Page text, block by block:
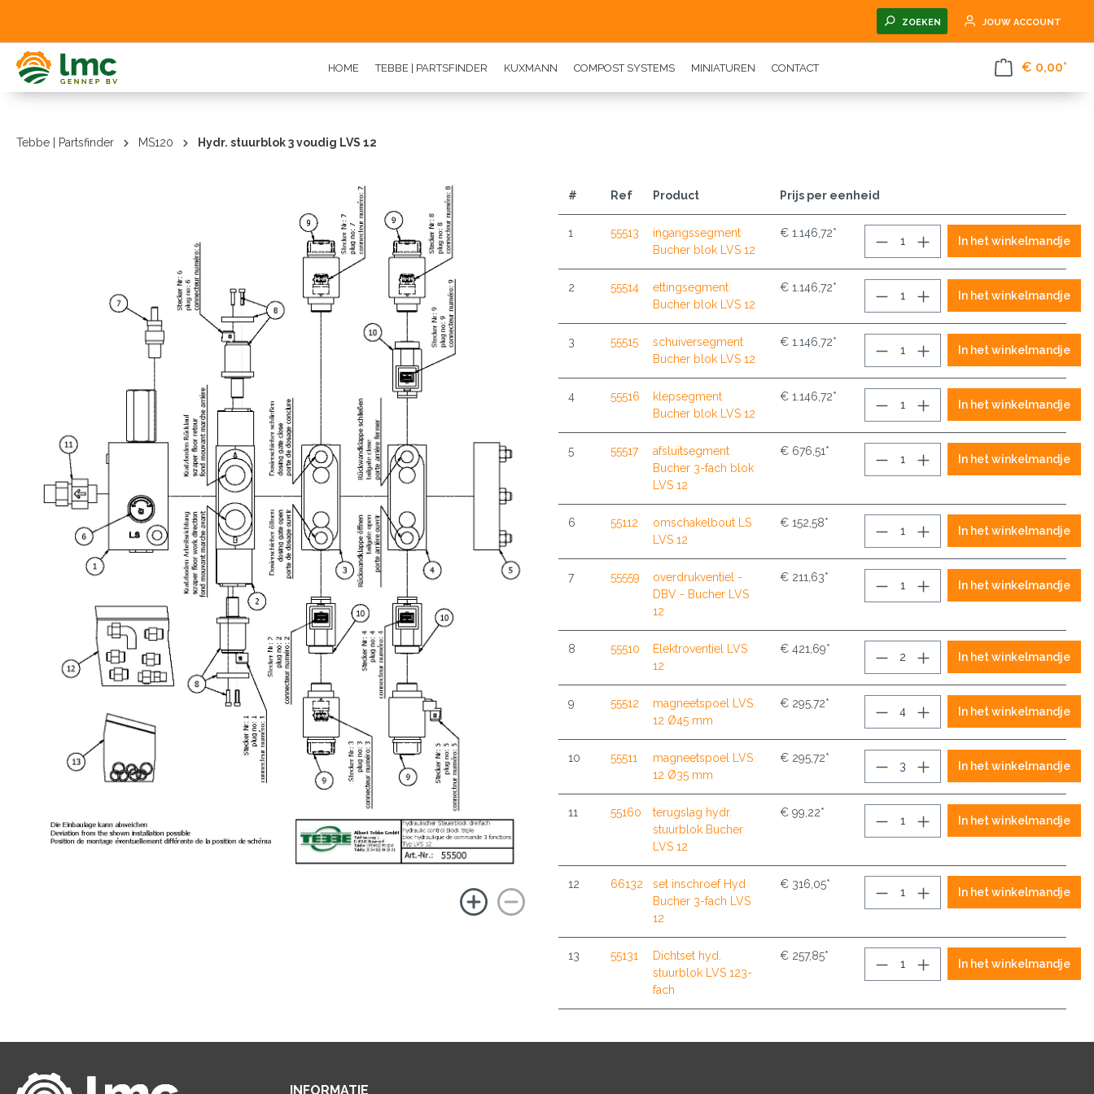
ZOEKEN JOUW ACCOUNT
HOME TEBBE | PARTSFINDER KUXMANN COMPOST SYSTEMS MINIATUREN CONTACT € 0,00*
Tebbe | Partsfinder MS120 Hydr. stuurblok 3 voudig LVS 12
# Ref Product Prijs per eenheid
1 55513
ingangssegment
Bucher blok LVS 12
€ 1.146,72*
In het winkelmandje
2 55514
ettingsegment
Bucher blok LVS 12
€ 1.146,72*
In het winkelmandje
3 55515
schuiversegment
Bucher blok LVS 12
€ 1.146,72*
In het winkelmandje
4 55516
klepsegment
Bucher blok LVS 12
€ 1.146,72*
In het winkelmandje
5 55517
afsluitsegment
Bucher 3-fach blok
LVS 12
€ 676,51*
In het winkelmandje
6 55112
omschakelbout LS
LVS 12
€ 152,58*
In het winkelmandje
7 55559
overdrukventiel -
DBV - Bucher LVS
12
€ 211,63*
In het winkelmandje
8 55510
Elektroventiel LVS
12
€ 421,69*
In het winkelmandje
9 55512
magneetspoel LVS
12 Ø45 mm
€ 295,72*
In het winkelmandje
10 55511
magneetspoel LVS
12 Ø35 mm
€ 295,72*
In het winkelmandje
11 55160
terugslag hydr.
stuurblok Bucher
LVS 12
€ 99,22*
In het winkelmandje
12 66132
set inschroef Hyd
Bucher 3-fach LVS
12
€ 316,05*
In het winkelmandje
13 55131
Dichtset hyd.
stuurblok LVS 123-
fach
€ 257,85*
In het winkelmandje
INFORMATIE